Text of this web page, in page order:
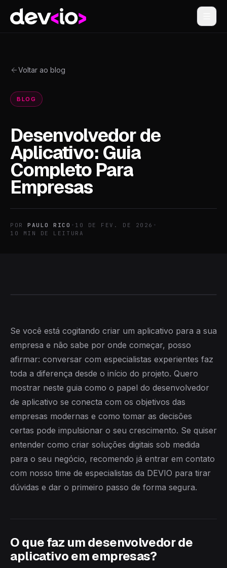
Devio
Voltar ao blog
BLOG
Desenvolvedor de
Aplicativo: Guia
Completo Para
Empresas
PORPAULO RICO • 10 DE FEV. DE 2026 •
10
MIN DE LEITURA
Se você está cogitando criar um aplicativo para a sua
empresa e não sabe por onde começar, posso
afirmar: conversar com especialistas experientes faz
toda a diferença desde o início do projeto. Quero
mostrar neste guia como o papel do desenvolvedor
de aplicativo se conecta com os objetivos das
empresas modernas e como tomar as decisões
certas pode impulsionar o seu crescimento. Se quiser
entender como criar soluções digitais sob medida
para o seu negócio, recomendo já entrar em contato
com nosso time de especialistas da DEVIO para tirar
dúvidas e dar o primeiro passo de forma segura.
O que faz um desenvolvedor de
aplicativo em empresas?